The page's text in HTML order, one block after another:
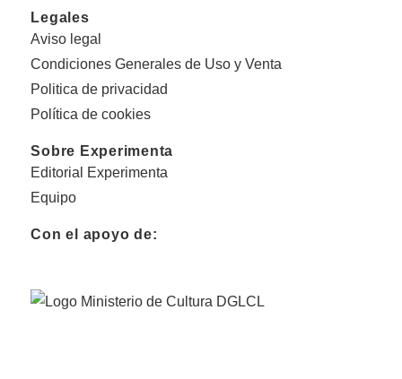
Legales
Aviso legal
Condiciones Generales de Uso y Venta
Politica de privacidad
Política de cookies
Sobre Experimenta
Editorial Experimenta
Equipo
Con el apoyo de: